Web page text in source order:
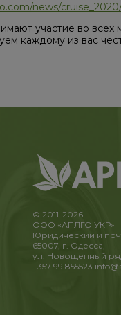
news/
участие во всех
каждому из вас
© 2011-2026
ООО «АПЛГО УКР»
Юридический и
65007, г. Одесса,
ул. Новощепный
+357 99 855523